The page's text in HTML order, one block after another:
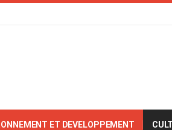
ET DEVELOPPEMENT